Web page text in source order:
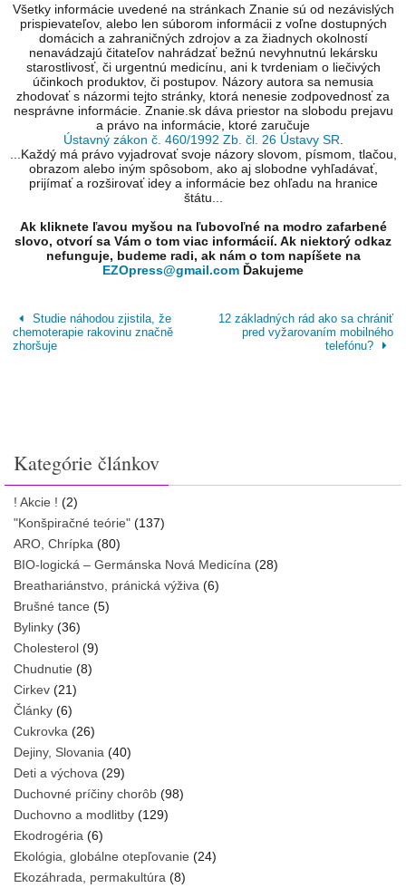
Všetky informácie uvedené na stránkach Znanie sú od nezávislých
prispievateľov, alebo len súborom informácii z voľne dostupných
domácich a zahraničných zdrojov a za žiadnych okolností
nenavádzajú čitateľov nahrádzať bežnú nevyhnutnú lekársku
starostlivosť, či urgentnú medicínu, ani k tvrdeniam o liečivých
účinkoch produktov, či postupov. Názory autora sa nemusia
zhodovať s názormi tejto stránky, ktorá nenesie zodpovednosť za
nesprávne informácie. Znanie.sk dáva priestor na slobodu prejavu
a právo na informácie, ktoré zaručuje
Ústavný zákon č. 460/1992 Zb. čl. 26 Ústavy SR
...Každý má právo vyjadrovať svoje názory slovom, písmom, tlačou,
obrazom alebo iným spôsobom, ako aj slobodne vyhľadávať,
prijímať a rozširovať idey a informácie bez ohľadu na hranice
štátu...
Ak kliknete ľavou myšou na ľubovoľné na modro zafarbené
slovo, otvorí sa Vám o tom viac informácií. Ak niektorý odkaz
nefunguje, budeme radi, ak nám o tom napíšete na
EZOpress@gmail.com Ďakujeme
Studie náhodou zjistila, že
chemoterapie rakovinu značně
zhoršuje
12 základných rád ako sa chrániť
pred vyžarovaním mobilného
telefónu?
Kategórie článkov
! Akcie ! (2)
"Konšpiračné teórie" (137)
ARO, Chrípka (80)
BIO-logická – Germánska Nová Medicína (28)
Breathariánstvo, pránická výživa (6)
Brušné tance (5)
Bylinky (36)
Cholesterol (9)
Chudnutie (8)
Cirkev (21)
Články (6)
Cukrovka (26)
Dejiny, Slovania (40)
Deti a výchova (29)
Duchovné príčiny chorôb (98)
Duchovno a modlitby (129)
Ekodrogéria (6)
Ekológia, globálne otepľovanie (24)
Ekozáhrada, permakultúra (8)